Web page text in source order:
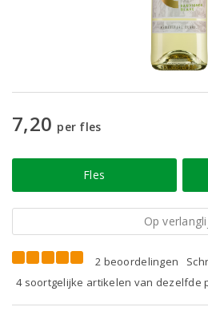
7,20 per fles
Fles
Op
2 beoordelingen
4 soortgelijke artikelen van dezelfde